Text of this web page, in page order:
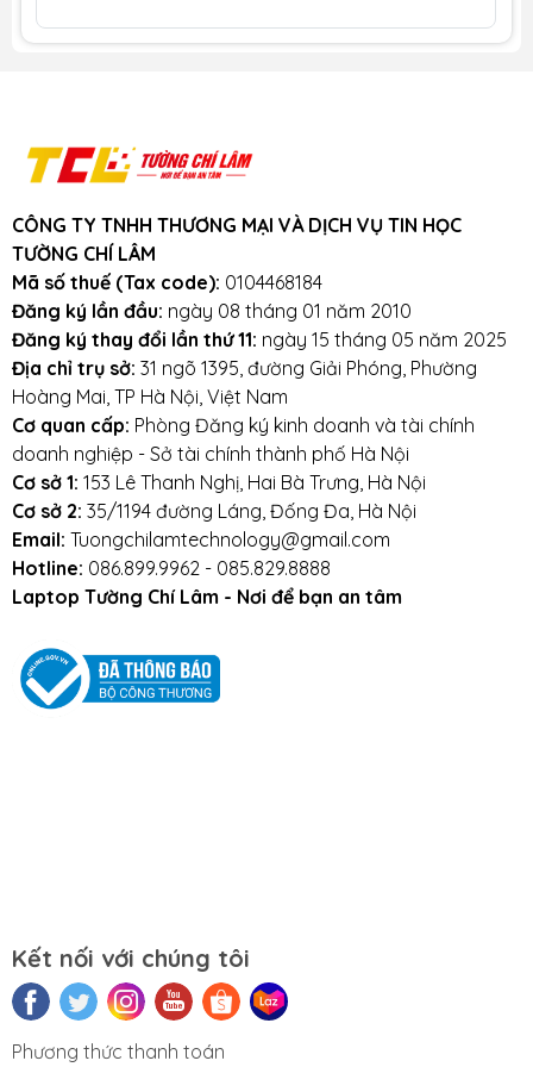
hàng đầu, chúng thôi cam kết không bán
Lưu ý khi sử dụng pin laptop:
bị rơi
Tránh bàn phím bị dính nước,hạn chế cất giữ
và sử dụng laptop trong điều kiện ẩm thấp.
Vệ sinh bàn phím thường xuyên.
Mọi yêu cầu đặt hàng, hỗ trợ tư vấn sản
phẩm xin liên hệ qua hotline:
0911390666 – 02438684912
Hoặc qua trực tiếp cửa hàng:
Địa chỉ: Số 153 Lê Thanh Nghị- Phường Đồng
Tâm- Quận Hai Bà Trưng- Hà Nội.
CÔNG TY TNHH THƯƠNG MẠI VÀ DỊCH VỤ TIN HỌC
TƯỜNG CHÍ LÂM
Mã số thuế (Tax code): 0104468184
Đăng ký lần đầu: ngày 08 tháng 01 năm 2010
Đăng ký thay đổi lần thứ 11: ngày 15 tháng 05 năm 2025
Địa chỉ trụ sở: 31 ngõ 1395, đường Giải Phóng, Phường
Hoàng Mai, TP Hà Nội, Việt Nam
Cơ quan cấp: Phòng Đăng ký kinh doanh và tài chính
doanh nghiệp - Sở tài chính thành phố Hà Nội
Cơ sở 1: 153 Lê Thanh Nghị, Hai Bà Trưng, Hà Nội
Cơ sở 2: 35/1194 đường Láng, Đống Đa, Hà Nội
Email: Tuongchilamtechnology@gmail.com
Hotline: 086.899.9962 - 085.829.8888
Laptop Tường Chí Lâm - Nơi để bạn an tâm
Kết nối với chúng tôi
Phương thức thanh toán